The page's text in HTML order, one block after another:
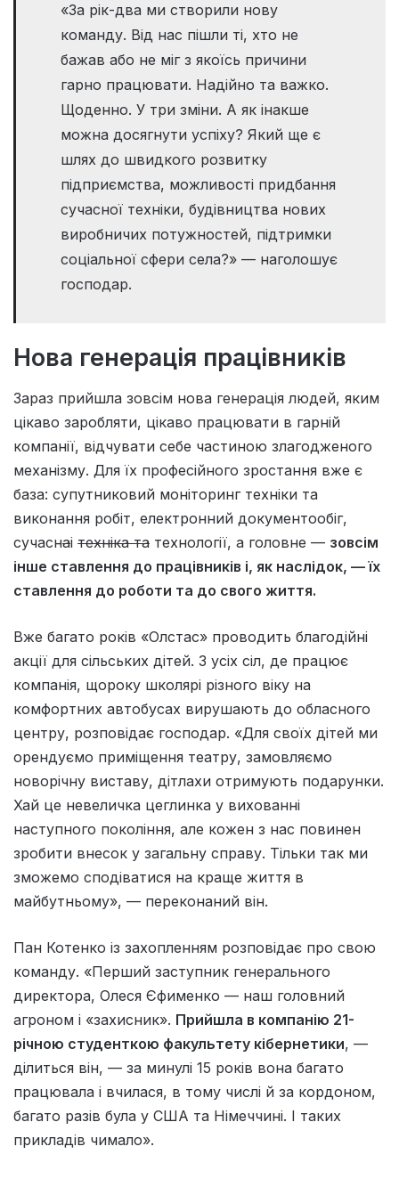
«За рік-два ми створили нову
команду. Від нас пішли ті, хто не
бажав або не міг з якоїсь причини
гарно працювати. Надійно та важко.
Щоденно. У три зміни. А як інакше
можна досягнути успіху? Який ще є
шлях до швидкого розвитку
підприємства, можливості придбання
сучасної техніки, будівництва нових
виробничих потужностей, підтримки
соціальної сфери села?» — наголошує
господар.
Нова генерація працівників
Зараз прийшла зовсім нова генерація людей, яким
цікаво заробляти, цікаво працювати в гарній
компанії, відчувати себе частиною злагодженого
механізму. Для їх професійного зростання вже є
база: супутниковий моніторинг техніки та
виконання робіт, електронний документообіг,
сучаснаі техніка та технології, а головне — зовсім
інше ставлення до працівників і, як наслідок, — їх
ставлення до роботи та до свого життя.
Вже багато років «Олстас» проводить благодійні
акції для сільських дітей. З усіх сіл, де працює
компанія, щороку школярі різного віку на
комфортних автобусах вирушають до обласного
центру, розповідає господар. «Для своїх дітей ми
орендуємо приміщення театру, замовляємо
новорічну виставу, дітлахи отримують подарунки.
Хай це невеличка цеглинка у вихованні
наступного покоління, але кожен з нас повинен
зробити внесок у загальну справу. Тільки так ми
зможемо сподіватися на краще життя в
майбутньому», — переконаний він.
Пан Котенко із захопленням розповідає про свою
команду. «Перший заступник генерального
директора, Олеся Єфименко — наш головний
агроном і «захисник». Прийшла в компанію 21-
річною студенткою факультету кібернетики, —
ділиться він, — за минулі 15 років вона багато
працювала і вчилася, в тому числі й за кордоном,
багато разів була у США та Німеччині. І таких
прикладів чимало».